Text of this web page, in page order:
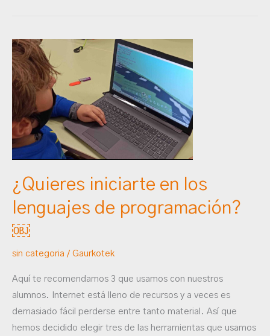
¿Quieres iniciarte en los
lenguajes de programación?
￼
sin categoria / Gaurkotek
Aquí te recomendamos 3 que usamos con nuestros
alumnos. Internet está lleno de recursos y a veces es
demasiado fácil perderse entre tanto material. Así que
hemos decidido elegir tres de las herramientas que usamos
¿Quieres
iniciarte
en
lenguajes
de
programación?
￼